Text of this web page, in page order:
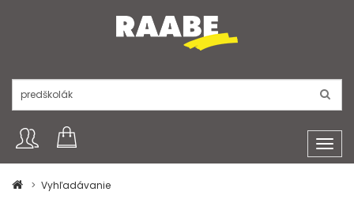
Vyhľadávanie